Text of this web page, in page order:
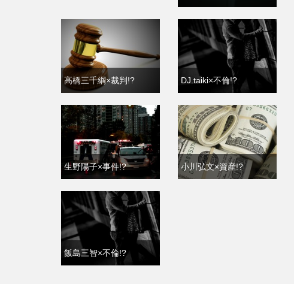
高橋三千綱×裁判!? DJ.taiki×不倫!?
生野陽子×事件!? 小川弘文×資産!?
飯島三智×不倫!?